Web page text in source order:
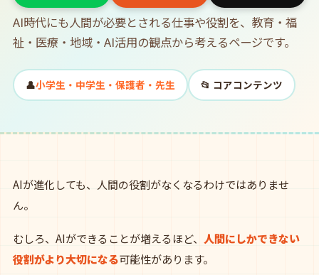
AI時代にも人間が必要とされる仕事や役割を、教育・福
祉・医療・地域・AI活用の観点から考えるページです。
👤小学生・中学生・保護者・先生 📂 コアコンテンツ
AIが進化しても、人間の役割がなくなるわけではありませ
ん。
むしろ、AIができることが増えるほど、 人間にしかできない
役割がより大切になる可能性があります。